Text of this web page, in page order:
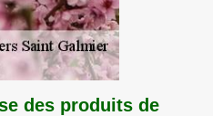
des produits de